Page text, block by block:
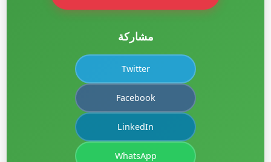
مشاركة
Twitter
Facebook
LinkedIn
WhatsApp